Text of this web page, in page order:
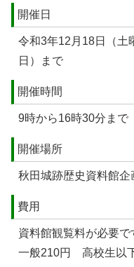
開催日
令和3年12月18日（土
日）まで
開催時間
9時から16時30分まで
開催場所
秋田城跡歴史資料館企
費用
資料館観覧料が必要で
一般210円 高校生以